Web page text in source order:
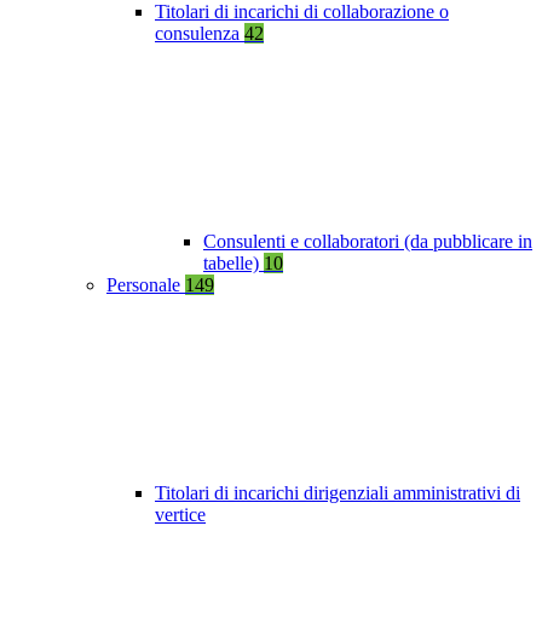
Titolari di incarichi di collaborazione o
consulenza 42
Consulenti e collaboratori (da pubblicare in
tabelle) 10
Personale 149
Titolari di incarichi dirigenziali amministrativi di
vertice